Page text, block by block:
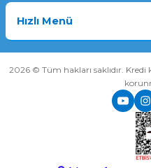
Hızlı Menü
2026 © Tüm hakları saklıdır. Kredi